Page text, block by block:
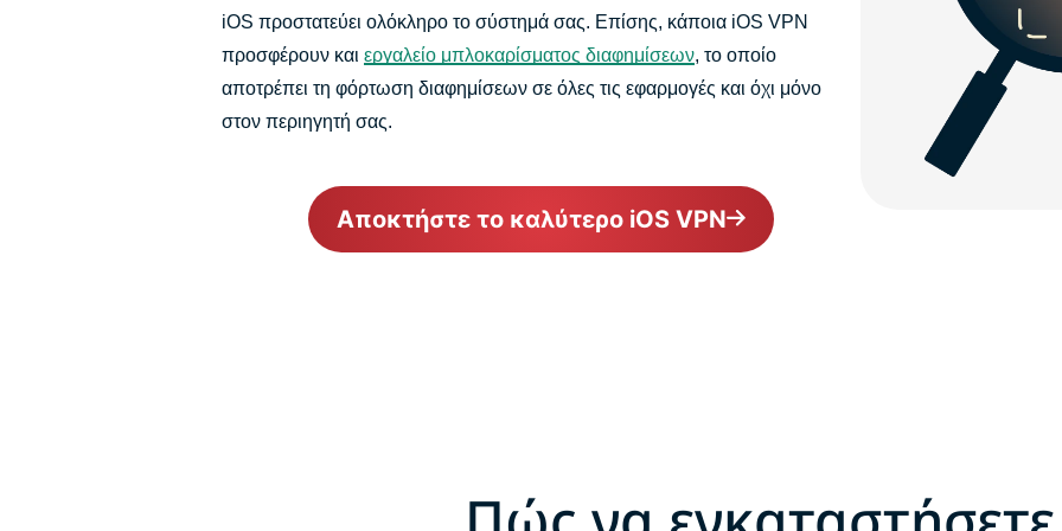
iOS προστατεύει ολόκληρο το σύστημά σας. Επίσης, κάποια iOS VPN
προσφέρουν και εργαλείο μπλοκαρίσματος διαφημίσεων, το οποίο
αποτρέπει τη φόρτωση διαφημίσεων σε όλες τις εφαρμογές και όχι μόνο
στον περιηγητή σας.
Αποκτήστε το καλύτερο iOS VPN